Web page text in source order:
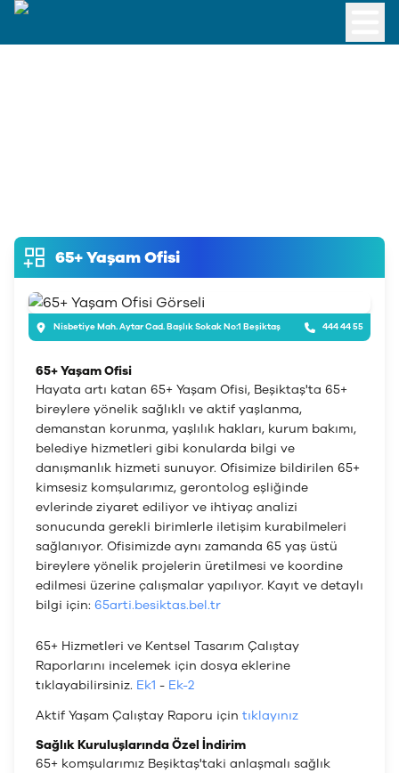
65+ Yaşam Ofisi
Nisbetiye Mah. Aytar Cad. Başlık Sokak No:1 Beşiktaş 444 44 55
65+ Yaşam Ofisi
Hayata artı katan 65+ Yaşam Ofisi, Beşiktaş'ta 65+
bireylere yönelik sağlıklı ve aktif yaşlanma,
demanstan korunma, yaşlılık hakları, kurum bakımı,
belediye hizmetleri gibi konularda bilgi ve
danışmanlık hizmeti sunuyor. Ofisimize bildirilen 65+
kimsesiz komşularımız, gerontolog eşliğinde
evlerinde ziyaret ediliyor ve ihtiyaç analizi
sonucunda gerekli birimlerle iletişim kurabilmeleri
sağlanıyor. Ofisimizde aynı zamanda 65 yaş üstü
bireylere yönelik projelerin üretilmesi ve koordine
edilmesi üzerine çalışmalar yapılıyor. Kayıt ve detaylı
bilgi için: 65arti.besiktas.bel.tr
65+ Hizmetleri ve Kentsel Tasarım Çalıştay
Raporlarını incelemek için dosya eklerine
tıklayabilirsiniz. Ek1 - Ek-2
Aktif Yaşam Çalıştay Raporu için tıklayınız
Sağlık Kuruluşlarında Özel İndirim
65+ komşularımız Beşiktaş'taki anlaşmalı sağlık